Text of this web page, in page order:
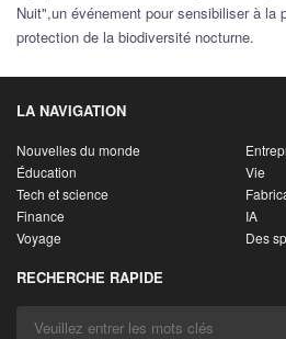
Nuit",un événement pour sensibiliser à la
protection de la biodiversité nocturne.
LA NAVIGATION
Nouvelles du monde
Éducation
Vie
Tech et science
Finance
IA
Voyage
Des
RECHERCHE RAPIDE